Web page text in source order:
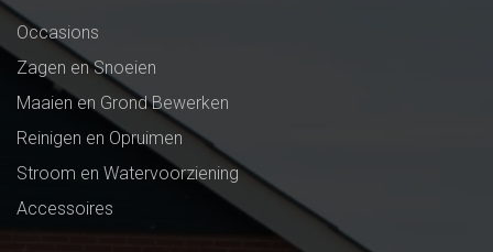
Occasions
Zagen en Snoeien
Maaien en Grond Bewerken
Reinigen en Opruimen
Stroom en Watervoorziening
Accessoires